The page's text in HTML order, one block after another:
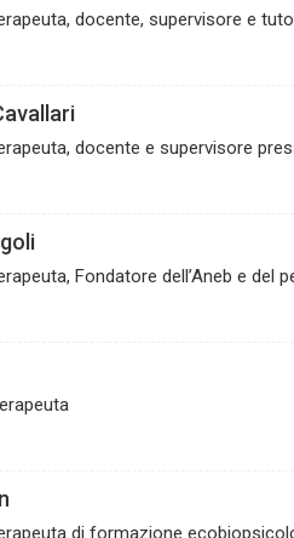
docente, supervisore e
docente e supervisore
Fondatore dell’Aneb e del
di formazione